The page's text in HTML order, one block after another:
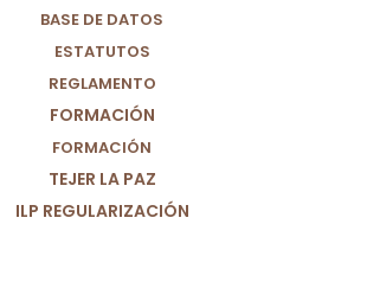
BASE DE DATOS
ESTATUTOS
REGLAMENTO
FORMACIÓN
FORMACIÓN
TEJER LA PAZ
ILP REGULARIZACIÓN